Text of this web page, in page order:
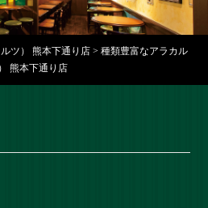
ルツ） 熊本下通り店 >種類豊富なアラカル
熊本下通り店